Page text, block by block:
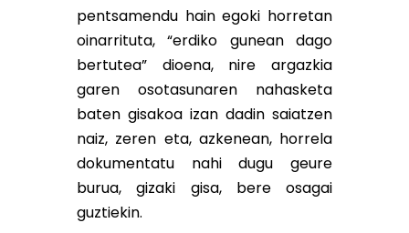
pentsamendu hain egoki horretan
oinarrituta, “erdiko gunean dago
bertutea” dioena, nire argazkia
garen osotasunaren nahasketa
baten gisakoa izan dadin saiatzen
naiz, zeren eta, azkenean, horrela
dokumentatu nahi dugu geure
burua, gizaki gisa, bere osagai
guztiekin.